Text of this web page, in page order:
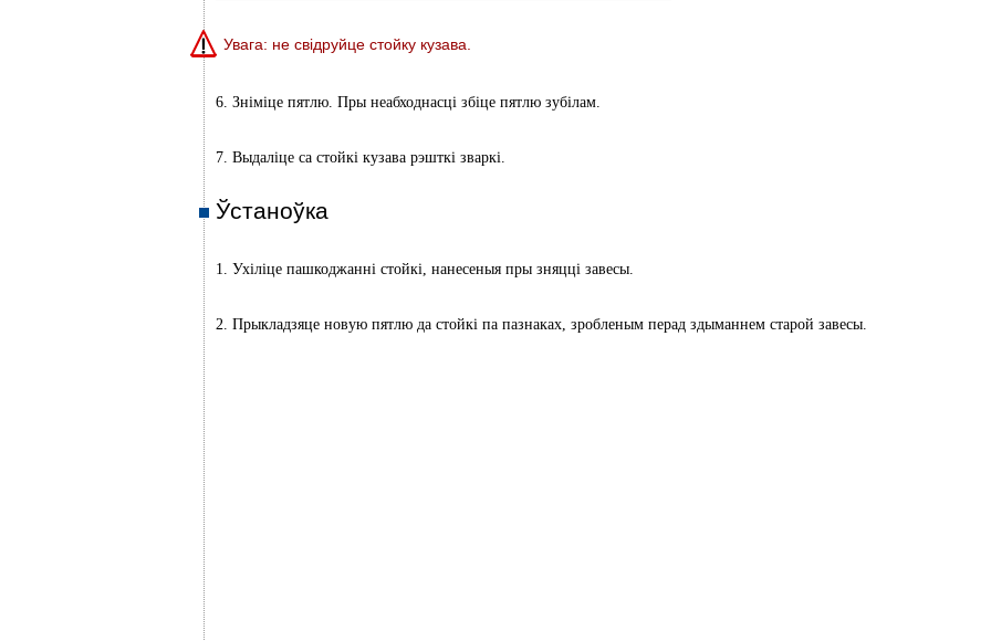
Увага: не свідруйце стойку кузава.
6. Зніміце пятлю. Пры неабходнасці збіце пятлю зубілам.
7. Выдаліце са стойкі кузава рэшткі зваркі.
Ўстаноўка
1. Ухіліце пашкоджанні стойкі, нанесеныя пры зняцці завесы.
2. Прыкладзяце новую пятлю да стойкі па пазнаках, зробленым перад здыманнем старой завесы.